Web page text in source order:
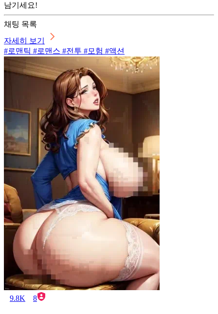
남기세요!
채팅 목록
자세히 보기
#로맨틱 #로맨스 #전투 #모험 #액션
9.8K 8